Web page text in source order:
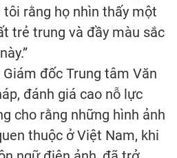
tôi rằng họ nhìn thấy một
trẻ trung và đầy màu sắc
đốc Trung tâm Văn
đánh giá cao nỗ lực
cho rằng những hình ảnh
thuộc ở Việt Nam, khi